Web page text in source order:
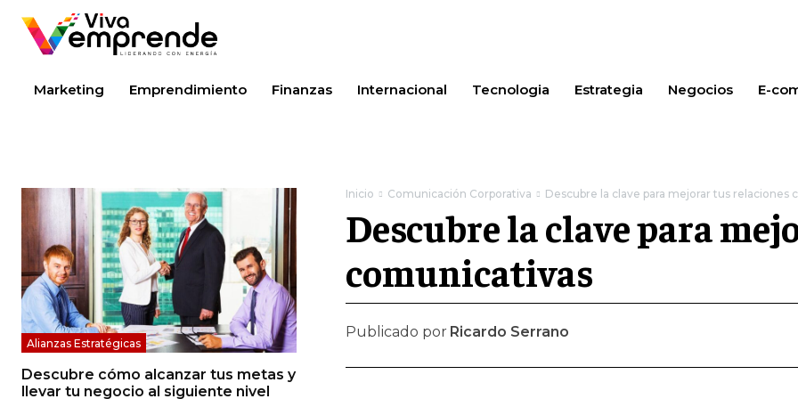
Marketing Emprendimiento Finanzas Internacional Tecnologia Estrategia Negocios E-
Alianzas Estratégicas
Descubre cómo alcanzar tus metas y
llevar tu negocio al siguiente nivel
Inicio Comunicación Corporativa Descubre la clave para mejorar tus relaciones
Descubre la clave para
comunicativas
Publicado por Ricardo Serrano